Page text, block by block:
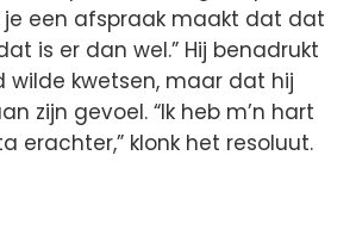
een afspraak maakt dat dat
is er dan wel.” Hij benadrukt
wilde kwetsen, maar dat hij
zijn gevoel. “Ik heb m’n hart
erachter,” klonk het resoluut.